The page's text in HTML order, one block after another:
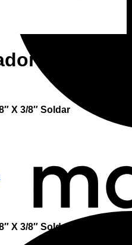
Cerámico
X 3/8″ Soldar
X 3/8″ Soldar